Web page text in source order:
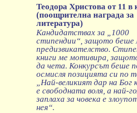
Теодора Христова от 11 в
(поощрителна награда за
литература)
Кандидатствах за „1000
стипендии“, защото беше
предизвикателство.
книги ме мотивира,
да чета. Конкурсът беше
осмисля позицията си по
„Най-великият дар на Бог
е свободната воля, а най-
заплаха за човека е
нея“.